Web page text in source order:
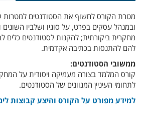
מטרת הקורס לחשוף את הסטודנטים
ובמנהל עסקים בפרט, על סוגיו ושלביו
מחקרית ביקורתית; להקנות לסטודנטים כלים
להם להתנסות בכתיבה אקדמית.
ממשובי הסטודנטים:
קורס המלמד בצורה מעמיקה ויסודית על
לתחומי העיניין המגוונים של הסטודנטים.
למידע מפורט על הקורס והיצע קבוצות